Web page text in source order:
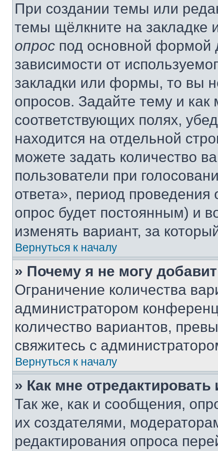
При создании темы или
темы щёлкните на
опрос под основной формой
зависимости от
закладки или формы, то вы
опросов. Задайте тему и
соответствующих полях,
находится на отдельной
можете задать количество
пользователи при
ответа», период проведения
опрос будет постоянным) и
изменять вариант, за
Вернуться к началу
» Почему я не могу
Ограничение количества
администратором
количество вариантов,
свяжитесь с
Вернуться к началу
» Как мне
Так же, как и сообщения,
их создателями,
редактирования опроса